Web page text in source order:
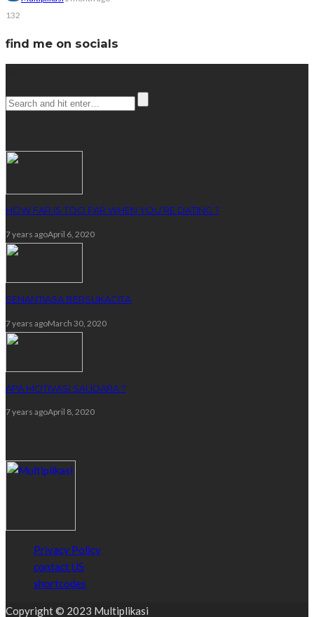
132
find me on socials
HOW FAR IS TOO FAR WHEN YOU’RE DATING ?
7 years agoApril 6, 2020
SENANTIASA BERSUKACITA
7 years agoMarch 30, 2020
APA MOTIVASI SAUDARA ?
7 years agoApril 8, 2020
Privacy Policy
contact US
shortcodes
Copyright © 2023 Multiplikasi